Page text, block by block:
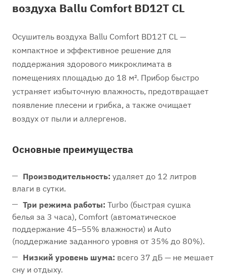
воздуха Ballu Comfort BD12T CL
Осушитель воздуха Ballu Comfort BD12T CL —
компактное и эффективное решение для
поддержания здорового микроклимата в
помещениях площадью до 18 м². Прибор быстро
устраняет избыточную влажность, предотвращает
появление плесени и грибка, а также очищает
воздух от пыли и аллергенов.
Основные преимущества
Производительность: удаляет до 12 литров
влаги в сутки.
Три режима работы: Turbo (быстрая сушка
белья за 3 часа), Comfort (автоматическое
поддержание 45–55% влажности) и Auto
(поддержание заданного уровня от 35% до 80%).
Низкий уровень шума: всего 37 дБ — не мешает
сну и отдыху.